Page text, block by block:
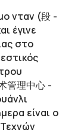
νταν (段 -
έγινε
στο
管理中心 -
είναι ο